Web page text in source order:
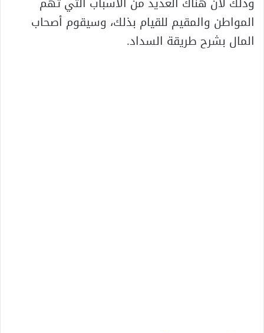
المواطن والمقيم للقيام بذلك، وسيقوم أصحاب
المال بشرح طريقة السداد.